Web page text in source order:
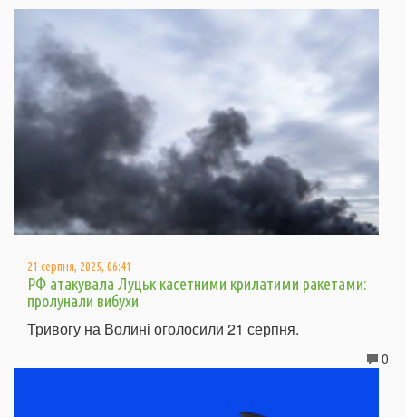
21 серпня, 2025, 06:41
РФ атакувала Луцьк касетними крилатими ракетами:
пролунали вибухи
Тривогу на Волині оголосили 21 серпня.
0